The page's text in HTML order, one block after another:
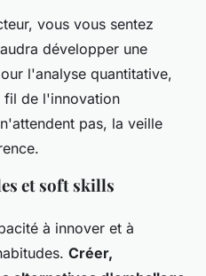
vous vous sentez
développer une
l'analyse quantitative,
fil de l'innovation
pas, la veille
.
et soft skills
à innover et à
Créer,